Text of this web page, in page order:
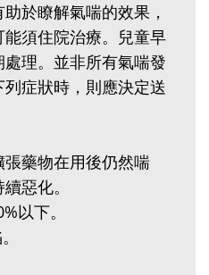
於瞭解氣喘的效果，
須住院治療。兒童早
理。並非所有氣喘發
症狀時，則應決定送
藥物在用後仍然喘
惡化。
以下。